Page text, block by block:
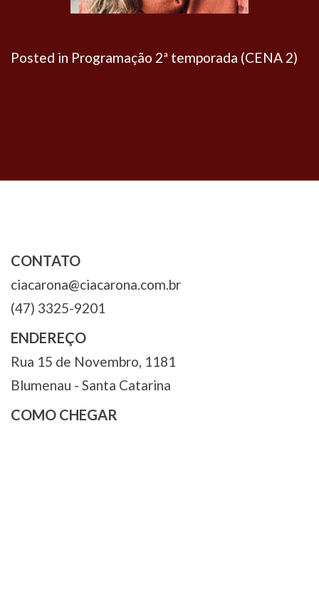
Posted in Programação 2ª temporada (CENA 2)
CONTATO
ciacarona@ciacarona.com.br
(47) 3325-9201
ENDEREÇO
Rua 15 de Novembro, 1181
Blumenau - Santa Catarina
COMO CHEGAR